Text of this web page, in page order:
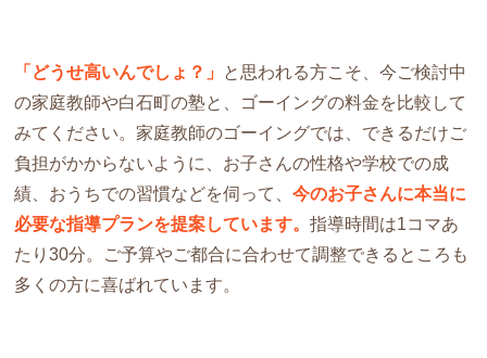
「どうせ高いんでしょ？」 と思われる方こそ、今ご検討中
の家庭教師や白石町の塾と、ゴーイングの料金を比較して
みてください。家庭教師のゴーイングでは、できるだけご
負担がかからないように、お子さんの性格や学校での成
績、おうちでの習慣などを伺って、今のお子さんに本当に
必要な指導プランを提案しています。指導時間は1コマあ
たり30分。ご予算やご都合に合わせて調整できるところも
多くの方に喜ばれています。